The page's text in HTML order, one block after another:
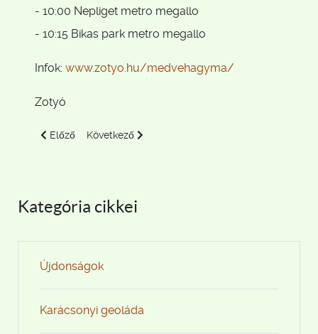
- 10:00 Nepliget metro megallo
- 10:15 Bikas park metro megallo
Infok: www.zotyo.hu/medvehagyma/
Zotyó
Előző cikk: 2024.04.14: Rozália - Hűvösvölgy
Előző Következő cikk: 2024.03.03: Albertirsa -
Következő
Kategória cikkei
Újdonságok
Karácsonyi geoláda